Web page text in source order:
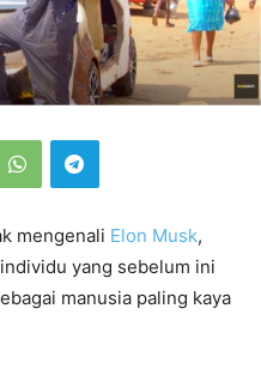
mengenali Elon Musk,
yang sebelum ini
manusia paling kaya